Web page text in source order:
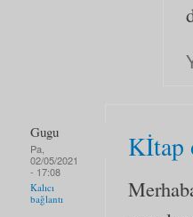
Gugu
Pa,
02/05/2021
- 17:08
Kalıcı
bağlantı
Kİtap